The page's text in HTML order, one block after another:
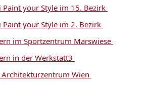
your Style im 15. Bezirk
your Style im 2. Bezirk
im Sportzentrum Marswiese
in der Werkstatt3
Wien